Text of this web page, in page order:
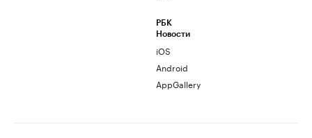
РБК
Новости
iOS
Android
AppGallery